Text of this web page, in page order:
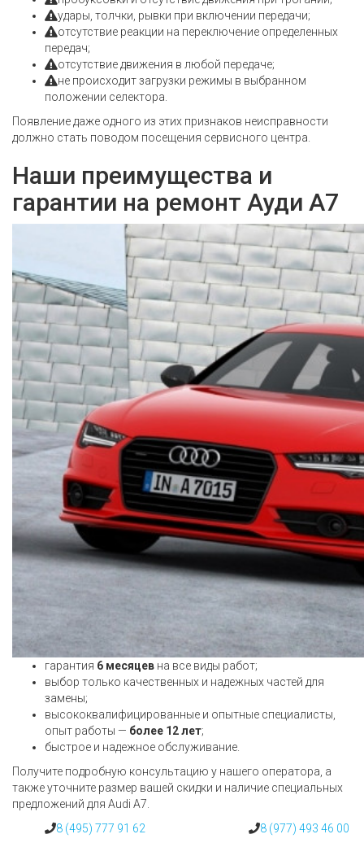
удары, толчки, рывки при включении передачи;
отсутствие реакции на переключение определенных
передач;
отсутствие движения в любой передаче;
не происходит загрузки режимы в выбранном
положении селектора.
Появление даже одного из этих признаков неисправности
должно стать поводом посещения сервисного центра.
Наши преимущества и
гарантии на ремонт Ауди А7
гарантия 6 месяцев на все виды работ;
выбор только качественных и надежных частей для
замены;
высококвалифицированные и опытные специалисты,
опыт работы — более 12 лет;
быстрое и надежное обслуживание.
Получите подробную консультацию у нашего оператора, а
также уточните размер вашей скидки и наличие специальных
предложений для Audi A7.
8 (495) 777 91 62
8 (977) 493 46 00